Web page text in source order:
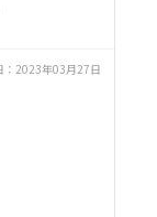
2023年03月27日